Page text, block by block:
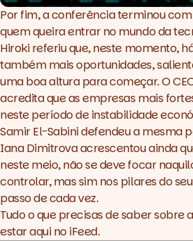
Por fim, a conferência terminou
quem queira entrar no mundo da
Hiroki referiu que, neste momento,
também mais oportunidades,
uma boa altura para começar. O
acredita que as empresas mais
neste período de instabilidade
Samir El-Sabini defendeu a mesma
Iana Dimitrova acrescentou ainda
neste meio, não se deve focar
controlar, mas sim nos pilares do
passo de cada vez.
Tudo o que precisas de saber sobre
estar aqui no iFeed.